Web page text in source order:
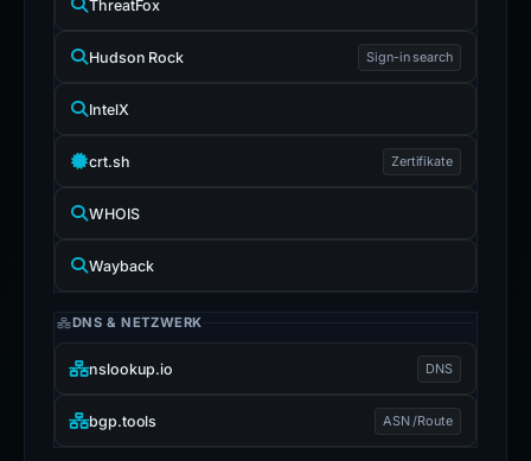
ThreatFox
Hudson Rock Sign-in search
IntelX
crt.sh Zertifikate
WHOIS
Wayback
DNS & NETZWERK
nslookup.io DNS
bgp.tools ASN /Route